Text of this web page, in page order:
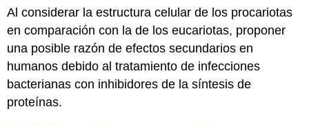
Al considerar la estructura celular de los procariotas
en comparación con la de los eucariotas, proponer
una posible razón de efectos secundarios en
humanos debido al tratamiento de infecciones
bacterianas con inhibidores de la síntesis de
proteínas.